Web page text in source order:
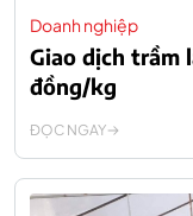
Doanh nghiệp
Giao dịch trầm
đồng/kg
ĐỌC NGAY